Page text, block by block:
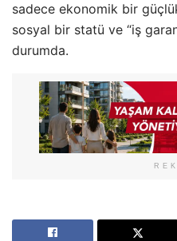
sadece ekonomik bir
sosyal bir statü ve “iş
durumda.